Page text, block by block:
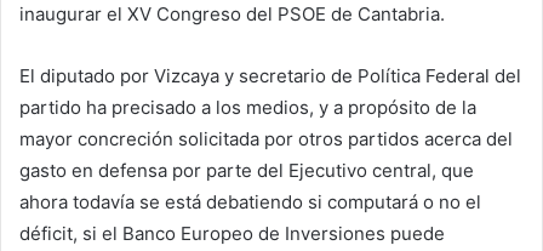
inaugurar el XV Congreso del PSOE de Cantabria.
El diputado por Vizcaya y secretario de Política Federal del
partido ha precisado a los medios, y a propósito de la
mayor concreción solicitada por otros partidos acerca del
gasto en defensa por parte del Ejecutivo central, que
ahora todavía se está debatiendo si computará o no el
déficit, si el Banco Europeo de Inversiones puede